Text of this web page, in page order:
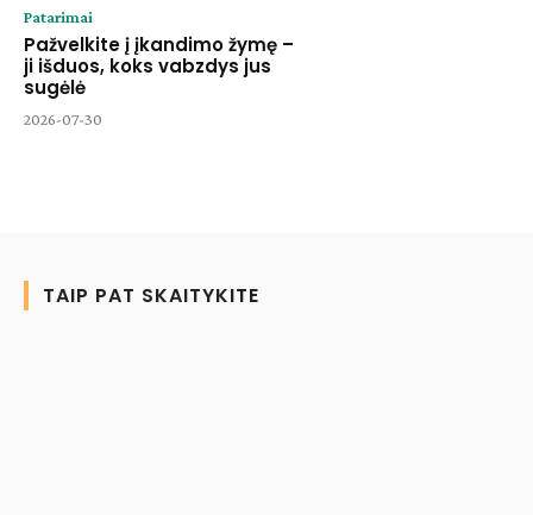
Patarimai
Pažvelkite į įkandimo žymę –
ji išduos, koks vabzdys jus
sugėlė
2026-07-30
TAIP PAT SKAITYKITE